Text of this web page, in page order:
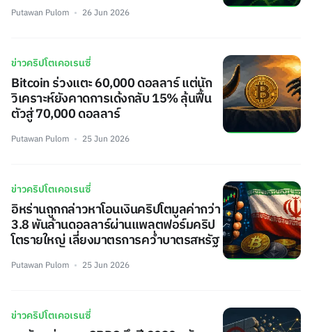
Putawan Pulom 26 Jun 2026
ข่าวคริปโตเคอเรนซี่
Bitcoin ร่วงแตะ 60,000 ดอลลาร์ แต่นัก
วิเคราะห์ยังคาดการเด้งกลับ 15% ลุ้นฟื้น
ตัวสู่ 70,000 ดอลลาร์
Putawan Pulom 25 Jun 2026
ข่าวคริปโตเคอเรนซี่
อิหร่านถูกกล่าวหาโอนเงินคริปโตมูลค่ากว่า
3.8 พันล้านดอลลาร์ผ่านแพลตฟอร์มคริป
โตรายใหญ่ เลี่ยงมาตรการคว่ำบาตรสหรัฐ
Putawan Pulom 25 Jun 2026
ข่าวคริปโตเคอเรนซี่